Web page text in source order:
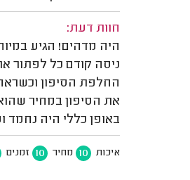
חוות דעת:
היה מדהים! הגיע
ניסה קודם כל לפתור
החלפת הסיפון
את הסיפון במחיר
באופן כללי היה נחמד
איכות 10 מחיר 10 זמנים